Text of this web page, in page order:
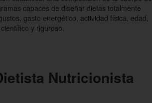
capaces de diseñar dietas totalmente
gasto energético, actividad física, edad,
y riguroso.
Nutricionista